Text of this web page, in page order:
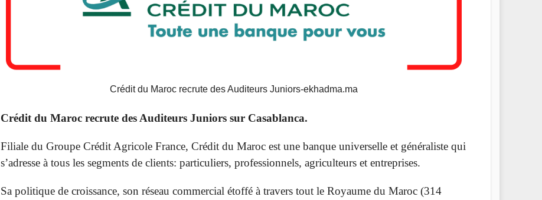
Crédit du Maroc recrute des Auditeurs Juniors-ekhadma.ma
Crédit du Maroc recrute des Auditeurs Juniors sur Casablanca.
Filiale du Groupe Crédit Agricole France, Crédit du Maroc est une banque universelle et généraliste qui
s’adresse à tous les segments de clients: particuliers, professionnels, agriculteurs et entreprises.
Sa politique de croissance, son réseau commercial étoffé à travers tout le Royaume du Maroc (314